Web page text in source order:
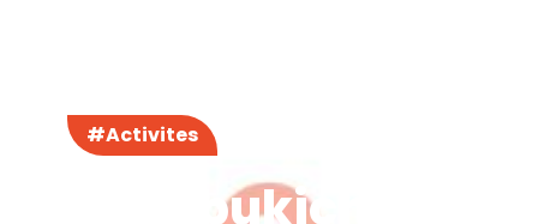
#Activites
Le Kabukicho